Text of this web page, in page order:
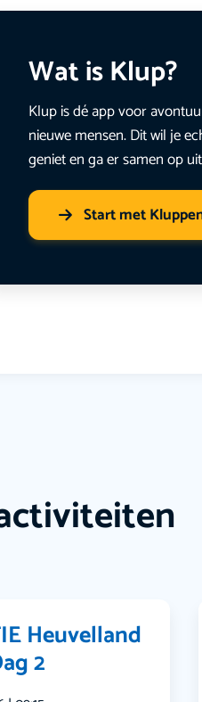
Wat is Klup?
Klup is dé app voor
nieuwe mensen. Dit wil je
geniet en ga er samen op
Start met
Heuvelland
2